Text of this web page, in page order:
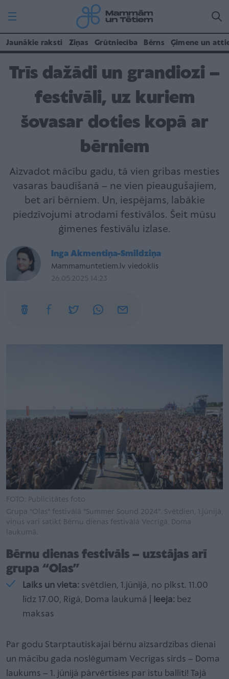
Jaunākie raksti Ziņas Grūtniecība Bērns Ģimene un
Trīs dažādi un grandiozi –
festivāli, uz kuriem
šovasar doties kopā ar
bērniem
Aizvadot mācību gadu, tā vien gribas mesties
vasaras baudīšanā – ne vien pieaugušajiem,
bet arī bērniem. Un, iespējams, labākie
piedzīvojumi atrodami festivālos. Šeit mūsu
ģimenes festivālu izlase.
Inga Akmentiņa-Smildziņa
Mammamuntetiem.lv viedoklis
26.05.2025 14:23
FOTO: Publicitātes foto
Grupa "Olas" festivālā "Summer Sound 2024". Svētdien, 1.jūnijā,
viņus vari satikt Bērnu dienas festivālā Vecrīgā, Doma
laukumā.
Bērnu dienas festivāls – uzstājas arī
grupa “Olas”
Laiks un vieta: svētdien, 1.jūnijā, no plkst. 11.00
līdz 17.00, Rīgā, Doma laukumā |
Ieeja: bez
maksas
Par godu Starptautiskajai bērnu aizsardzības dienai
un mācību gada noslēgumam Vecrīgas sirds – Doma
laukums – 1. jūnijā pārvērtīsies par īstu ballīti! Tajā